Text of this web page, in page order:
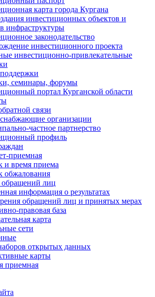
карта города Кургана
инвестиционных объектов и
инфраструктуры
законодательство
инвестиционного проекта
инвестиционно-привлекательные
семинары, форумы
портал Курганской области
связи
организации
частное партнерство
профиль
приемная
и время приема
обжалования
лиц
информация о результатах
обращений лиц и принятых мерах
правовая база
карта
сети
открытых данных
карты
приемная